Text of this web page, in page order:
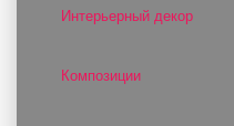
Интерьерный декор
Композиции